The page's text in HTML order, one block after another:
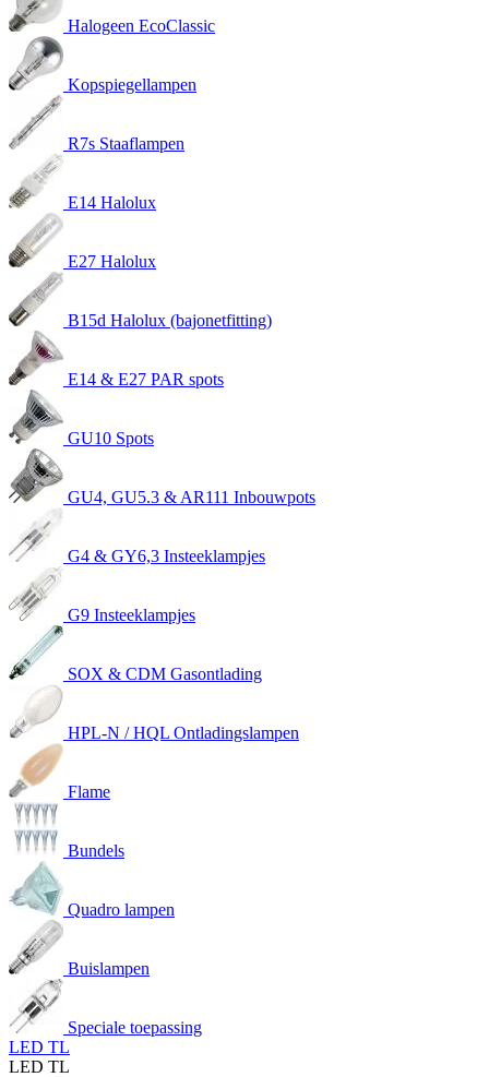
Halogeen EcoClassic
Kopspiegellampen
R7s Staaflampen
E14 Halolux
E27 Halolux
B15d Halolux (bajonetfitting)
E14 & E27 PAR spots
GU10 Spots
GU4, GU5.3 & AR111 Inbouwpots
G4 & GY6,3 Insteeklampjes
G9 Insteeklampjes
SOX & CDM Gasontlading
HPL-N / HQL Ontladingslampen
Flame
Bundels
Quadro lampen
Buislampen
Speciale toepassing
LED TL
LED TL